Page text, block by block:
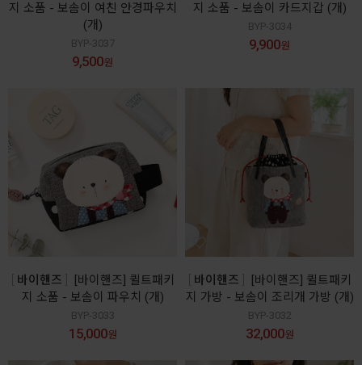
지 소품 - 보솜이 여친 안경파우치
(개)
BYP-3037
9,500원
지 소품 - 보솜이 카드지갑 (개)
BYP-3034
9,900원
바이핸즈
[바이핸즈] 퀼트패키
지 소품 - 보솜이 파우치 (개)
BYP-3033
15,000원
바이핸즈
[바이핸즈] 퀼트패키
지 가방 - 보솜이 조리개 가방 (개)
BYP-3032
32,000원